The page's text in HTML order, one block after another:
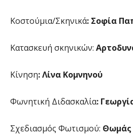
Κοστούμια/Σκηνικά: Σοφία
Κατασκευή σκηνικών:
Κίνηση: Λίνα Κομνηνού
Φωνητική Διδασκαλία:
Σχεδιασμός Φωτισμού: Θωμάς